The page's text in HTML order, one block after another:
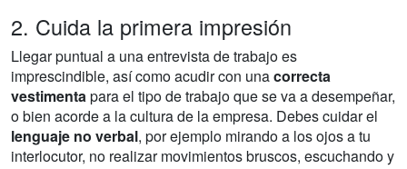
2. Cuida la primera impresión
Llegar puntual a una entrevista de trabajo es
imprescindible, así como acudir con unacorrecta
vestimenta para el tipo de trabajo que se va a desempeñar,
o bien acorde a la cultura de la empresa. Debes cuidar el
lenguaje no verbal, por ejemplo mirando a los ojos a tu
interlocutor, no realizar movimientos bruscos, escuchando y